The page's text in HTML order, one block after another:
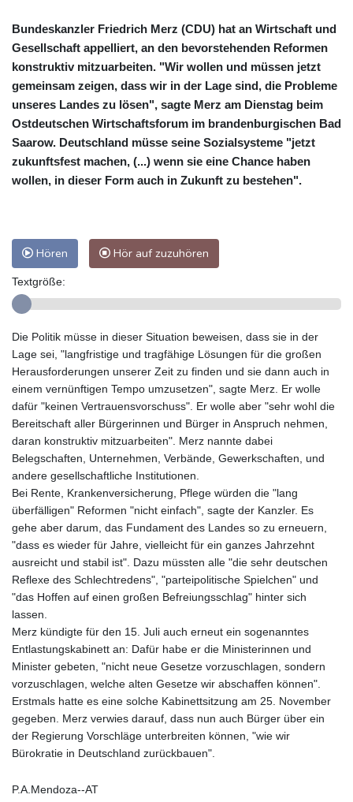
Bundeskanzler Friedrich Merz (CDU) hat an Wirtschaft und
Gesellschaft appelliert, an den bevorstehenden Reformen
konstruktiv mitzuarbeiten. "Wir wollen und müssen jetzt
gemeinsam zeigen, dass wir in der Lage sind, die Probleme
unseres Landes zu lösen", sagte Merz am Dienstag beim
Ostdeutschen Wirtschaftsforum im brandenburgischen Bad
Saarow. Deutschland müsse seine Sozialsysteme "jetzt
zukunftsfest machen, (...) wenn sie eine Chance haben
wollen, in dieser Form auch in Zukunft zu bestehen".
Hören Hör auf zuzuhören
Textgröße:
Die Politik müsse in dieser Situation beweisen, dass sie in der
Lage sei, "langfristige und tragfähige Lösungen für die großen
Herausforderungen unserer Zeit zu finden und sie dann auch in
einem vernünftigen Tempo umzusetzen", sagte Merz. Er wolle
dafür "keinen Vertrauensvorschuss". Er wolle aber "sehr wohl die
Bereitschaft aller Bürgerinnen und Bürger in Anspruch nehmen,
daran konstruktiv mitzuarbeiten". Merz nannte dabei
Belegschaften, Unternehmen, Verbände, Gewerkschaften, und
andere gesellschaftliche Institutionen.
Bei Rente, Krankenversicherung, Pflege würden die "lang
überfälligen" Reformen "nicht einfach", sagte der Kanzler. Es
gehe aber darum, das Fundament des Landes so zu erneuern,
"dass es wieder für Jahre, vielleicht für ein ganzes Jahrzehnt
ausreicht und stabil ist". Dazu müssten alle "die sehr deutschen
Reflexe des Schlechtredens", "parteipolitische Spielchen" und
"das Hoffen auf einen großen Befreiungsschlag" hinter sich
lassen.
Merz kündigte für den 15. Juli auch erneut ein sogenanntes
Entlastungskabinett an: Dafür habe er die Ministerinnen und
Minister gebeten, "nicht neue Gesetze vorzuschlagen, sondern
vorzuschlagen, welche alten Gesetze wir abschaffen können".
Erstmals hatte es eine solche Kabinettsitzung am 25. November
gegeben. Merz verwies darauf, dass nun auch Bürger über ein
der Regierung Vorschläge unterbreiten können, "wie wir
Bürokratie in Deutschland zurückbauen".
P.A.Mendoza--AT